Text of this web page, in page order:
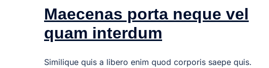
Maecenas porta neque vel
quam interdum
Similique quis a libero enim quod corporis saepe quis.